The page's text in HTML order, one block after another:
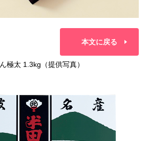
本文に戻る
極太 1.3kg（提供写真）